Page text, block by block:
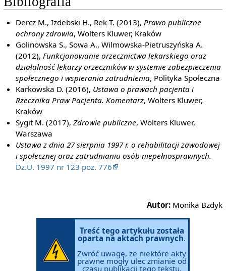
Dercz M., Izdebski H., Rek T. (2013),Prawo publiczne
ochrony zdrowia, Wolters Kluwer, Kraków
Golinowska S., Sowa A., Wilmowska-Pietruszyńska A.
(2012),Funkcjonowanie orzecznictwa lekarskiego oraz
działalność lekarzy orzeczników w systemie zabezpieczenia
społecznego i wspierania zatrudnienia, Polityka Społeczna
Karkowska D. (2016), Ustawa o prawach pacjenta i
Rzecznika Praw Pacjenta. Komentarz, Wolters Kluwer,
Kraków
Sygit M. (2017),Zdrowie publiczne, Wolters Kluwer,
Warszawa
Ustawa z dnia 27 sierpnia 1997 r. o rehabilitacji zawodowej
i społecznej oraz zatrudnianiu osób niepełnosprawnych.
Dz.U. 1997 nr 123 poz. 776
Autor: Monika Bzdyk
Treść tego artykułu została
oparta na aktach prawnych.
Zwróć uwagę, że niektóre akty
prawne mogły ulec zmianie od
czasu publikacji tego tekstu.